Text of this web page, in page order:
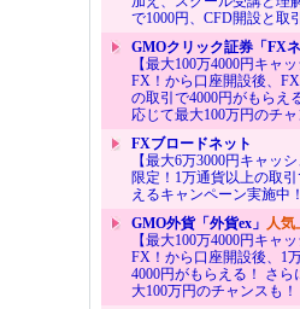
で1000円、CFD開設と取
GMOクリック証券「FXネ
【最大100万4000円キャ
FX！から口座開設後、
の取引で4000円がもらえ
応じて最大100万円のチャ
FXブロードネット
【最大6万3000円キャッ
限定！1万通貨以上の取
えるキャンペーン実施中！
GMO外貨「外貨ex」 人気
【最大100万4000円キャ
FX！から口座開設後、1
4000円がもらえる！ さ
大100万円のチャンスも！